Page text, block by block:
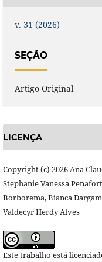
v. 31 (2026)
SEÇÃO
Artigo Original
LICENÇA
Copyright (c) 2026 Ana
Stephanie Vanessa
Borborema, Bianca
Valdecyr Herdy Alves
Este trabalho está